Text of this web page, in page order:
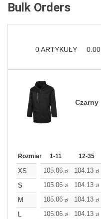
Bulk Orders
0ARTYKUŁY 0.00
Czarny
Rozmiar 1-11 12-35
XS 105.06 zł 104.13 zł
S
105.06 zł 104.13 zł
M
105.06 zł 104.13 zł
L
105.06 zł 104.13 zł